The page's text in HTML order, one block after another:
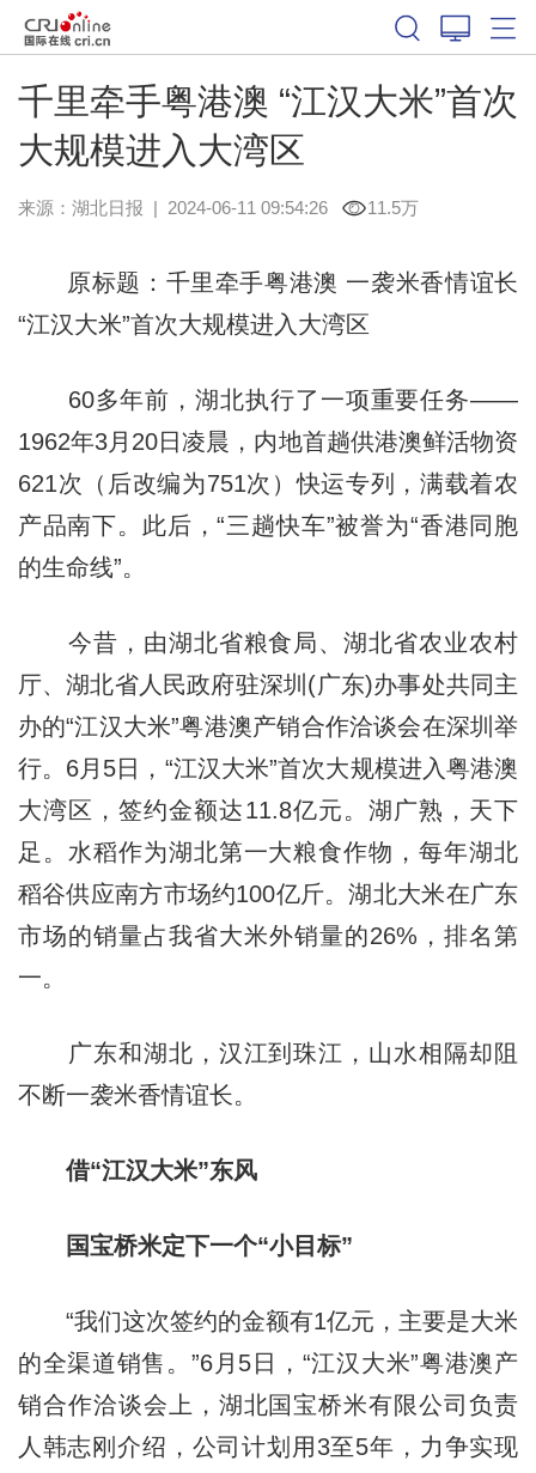
千里牵手粤港澳 “江汉大米”首次
大规模进入大湾区
来源： 湖北日报 | 2024-06-11 09:54:26 11.5万
原标题：千里牵手粤港澳 一袭米香情谊长
“江汉大米”首次大规模进入大湾区
60多年前，湖北执行了一项重要任务——
1962年3月20日凌晨，内地首趟供港澳鲜活物资
621次（后改编为751次）快运专列，满载着农
产品南下。此后，“三趟快车”被誉为“香港同胞
的生命线”。
今昔，由湖北省粮食局、湖北省农业农村
厅、湖北省人民政府驻深圳(广东)办事处共同主
办的“江汉大米”粤港澳产销合作洽谈会在深圳举
行。6月5日，“江汉大米”首次大规模进入粤港澳
大湾区，签约金额达11.8亿元。湖广熟，天下
足。水稻作为湖北第一大粮食作物，每年湖北
稻谷供应南方市场约100亿斤。湖北大米在广东
市场的销量占我省大米外销量的26%，排名第
一。
广东和湖北，汉江到珠江，山水相隔却阻
不断一袭米香情谊长。
借“江汉大米”东风
国宝桥米定下一个“小目标”
“我们这次签约的金额有1亿元，主要是大米
的全渠道销售。”6月5日，“江汉大米”粤港澳产
销合作洽谈会上，湖北国宝桥米有限公司负责
人韩志刚介绍，公司计划用3至5年，力争实现